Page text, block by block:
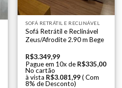
SOFÁ RETRÁTIL E RECLINÁVEL
Sofá Retrátil e Reclinável
Zeus/Afrodite 2.90 m Bege
R$3.349,99
Pague em 10x de R$335,00
No cartão
à vista R$3.081,99( Com
8% de Desconto)